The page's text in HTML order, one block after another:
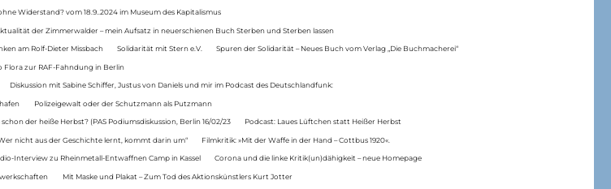
Widerstand? vom 18.9..2024 im Museum des Kapitalismus
der Zimmerwalder – mein Aufsatz in neuerschienen Buch Sterben und Sterben lassen
am Rolf-Dieter Missbach Solidarität mit Stern e.V. Spuren der Solidarität – Neues Buch vom Verlag „Die Buchmacherei“
Flora zur RAF-Fahndung in Berlin
Diskussion mit Sabine Schiffer, Justus von Daniels und mir im Podcast des Deutschlandfunk:
Polizeigewalt oder der Schutzmann als Putzmann
der heiße Herbst? (PAS Podiumsdiskussion, Berlin 16/02/23 Podcast: Laues Lüftchen statt Heißer Herbst
nicht aus der Geschichte lernt, kommt darin um“ Filmkritik: »Mit der Waffe in der Hand – Cottbus 1920«.
Interview zu Rheinmetall-Entwaffnen Camp in Kassel Corona und die linke Kritik(un)dähigkeit – neue Homepage
Mit Maske und Plakat – Zum Tod des Aktionskünstlers Kurt Jotter